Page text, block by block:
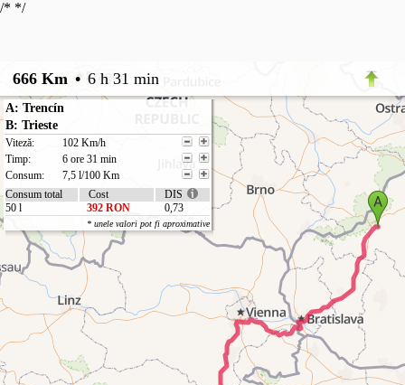
/* */
666 Km • 6 h 31 min
A: Trencín
B: Trieste
Viteză:
102 Km/h
Timp:
6 ore 31 min
Consum:
7,5 l/100 Km
Consum total
Cost
DIS
50 l
392 RON 0,73
* unele valori pot fi aproximative